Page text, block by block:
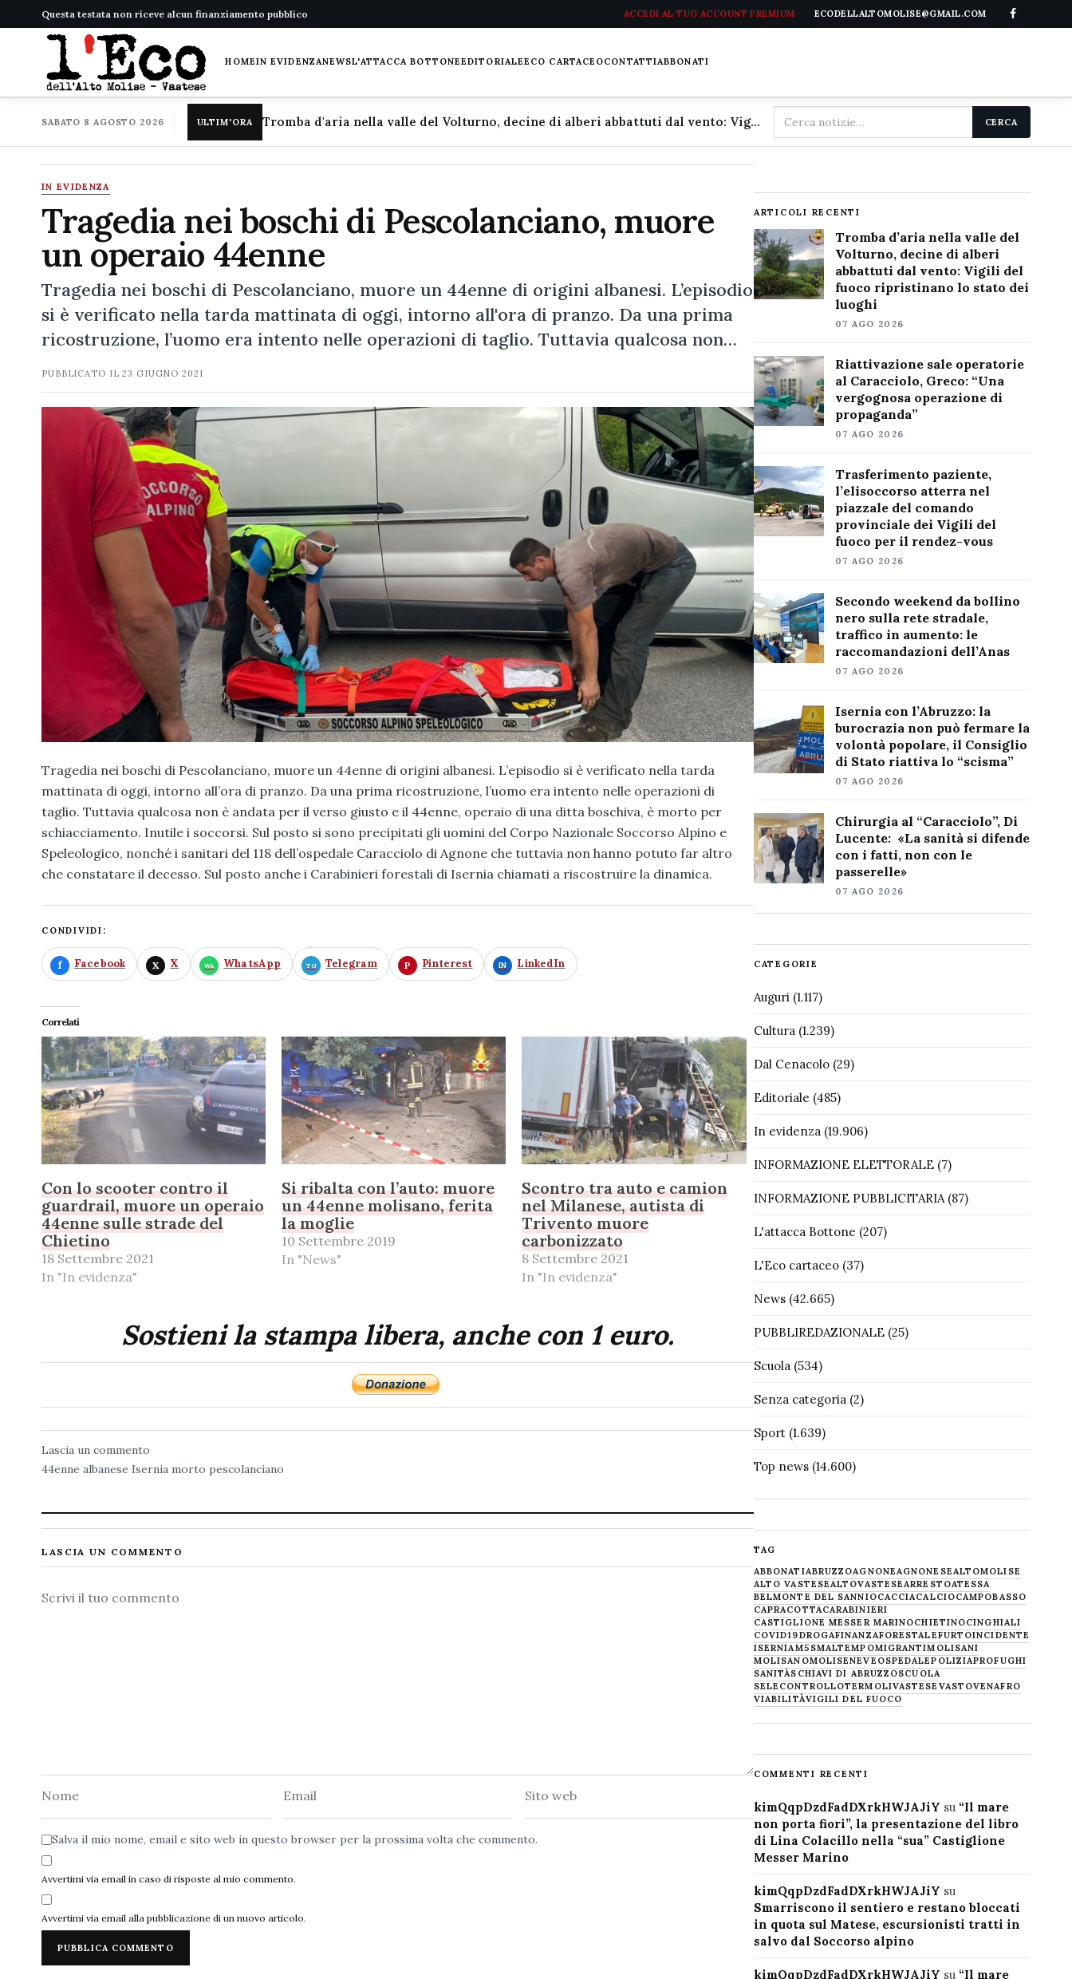
Questa testata non riceve alcun finanziamento pubblico ACCEDI AL TUO ACCOUNT PREMIUM ECODELLALTOMOLISE@GMAIL.COM
HOMEIN EVIDENZANEWSL'ATTACCA BOTTONEEDITORIALEECO CARTACEOCONTATTIABBONATI
SABATO 8 AGOSTO 2026 ULTIM'ORA Tromba d'aria nella valle del Volturno, decine di alberi abbattuti dal vento: Vigili del fuoco ripristinano lo stato dei luoghi
Cerca
nel
CERCA
IN EVIDENZA
Tragedia nei boschi di Pescolanciano, muore
un operaio 44enne
Tragedia nei boschi di Pescolanciano, muore un 44enne di origini albanesi. L’episodio
si è verificato nella tarda mattinata di oggi, intorno all'ora di pranzo. Da una prima
ricostruzione, l’uomo era intento nelle operazioni di taglio. Tuttavia qualcosa non…
PUBBLICATO IL23 GIUGNO 2021
Tragedia nei boschi di Pescolanciano, muore un 44enne di origini albanesi. L’episodio si è verificato nella tarda
mattinata di oggi, intorno all’ora di pranzo. Da una prima ricostruzione, l’uomo era intento nelle operazioni di
taglio. Tuttavia qualcosa non è andata per il verso giusto e il 44enne, operaio di una ditta boschiva, è morto per
schiacciamento. Inutile i soccorsi. Sul posto si sono precipitati gli uomini del Corpo Nazionale Soccorso Alpino e
Speleologico, nonché i sanitari del 118 dell’ospedale Caracciolo di Agnone che tuttavia non hanno potuto far altro
che constatare il decesso. Sul posto anche i Carabinieri forestali di Isernia chiamati a riscostruire la dinamica.
CONDIVIDI:
Facebook X WhatsApp Telegram Pinterest LinkedIn
Correlati
Con lo scooter contro il
guardrail, muore un operaio
44enne sulle strade del
Chietino
18 Settembre 2021
In "In evidenza"
Si ribalta con l’auto: muore
un 44enne molisano, ferita
la moglie
10 Settembre 2019
In "News"
Scontro tra auto e camion
nel Milanese, autista di
Trivento muore
carbonizzato
8 Settembre 2021
In "In evidenza"
Sostieni la stampa libera, anche con 1 euro.
Lascia un commento
44enne albanese Isernia morto pescolanciano
LASCIA UN COMMENTO
Commento
Salva il mio nome, email e sito web in questo browser per la prossima volta che commento.
Avvertimi via email in caso di risposte al mio commento.
Avvertimi via email alla pubblicazione di un nuovo articolo.
ARTICOLI RECENTI
Tromba d’aria nella valle del
Volturno, decine di alberi
abbattuti dal vento: Vigili del
fuoco ripristinano lo stato dei
luoghi
07 AGO 2026
Riattivazione sale operatorie
al Caracciolo, Greco: “Una
vergognosa operazione di
propaganda”
07 AGO 2026
Trasferimento paziente,
l’elisoccorso atterra nel
piazzale del comando
provinciale dei Vigili del
fuoco per il rendez-vous
07 AGO 2026
Secondo weekend da bollino
nero sulla rete stradale,
traffico in aumento: le
raccomandazioni dell’Anas
07 AGO 2026
Isernia con l’Abruzzo: la
burocrazia non può fermare la
volontà popolare, il Consiglio
di Stato riattiva lo “scisma”
07 AGO 2026
Chirurgia al “Caracciolo”, Di
Lucente: «La sanità si difende
con i fatti, non con le
passerelle»
07 AGO 2026
CATEGORIE
Auguri(1.117)
Cultura(1.239)
Dal Cenacolo(29)
Editoriale (485)
In evidenza(19.906)
INFORMAZIONE ELETTORALE(7)
INFORMAZIONE PUBBLICITARIA(87)
L'attacca Bottone (207)
L'Eco cartaceo(37)
News(42.665)
PUBBLIREDAZIONALE(25)
Scuola(534)
Senza categoria(2)
Sport(1.639)
Top news(14.600)
TAG
ABBONATIABRUZZOAGNONEAGNONESEALTOMOLISE
ALTO VASTESEALTOVASTESEARRESTOATESSA
BELMONTE DEL SANNIOCACCIACALCIOCAMPOBASSO
CAPRACOTTACARABINIERI
CASTIGLIONE MESSER MARINOCHIETINOCINGHIALI
COVID19DROGAFINANZAFORESTALEFURTOINCIDENTE
ISERNIAM5SMALTEMPOMIGRANTIMOLISANI
MOLISANOMOLISENEVE OSPEDALEPOLIZIAPROFUGHI
SANITÀSCHIAVI DI ABRUZZOSCUOLA
SELECONTROLLOTERMOLIVASTESE VASTOVENAFRO
VIABILITÀVIGILI DEL FUOCO
COMMENTI RECENTI
kimQqpDzdFadDXrkHWJAJiY su “Il mare
non porta fiori”, la presentazione del libro
di Lina Colacillo nella “sua” Castiglione
Messer Marino
kimQqpDzdFadDXrkHWJAJiY su
Smarriscono il sentiero e restano bloccati
in quota sul Matese, escursionisti tratti in
salvo dal Soccorso alpino
kimQqpDzdFadDXrkHWJAJiY su “Il mare